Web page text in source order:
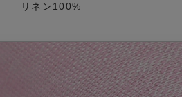
リネン100%